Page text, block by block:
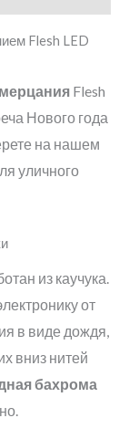
Flesh LED
Flesh
Нового года
на нашем
уличного
из каучука.
от
в виде дождя,
вниз нитей
бахрома